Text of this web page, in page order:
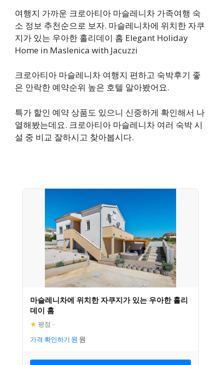
여행지 가까운 크로아티아 마슬레니차 가족여행 숙
소 정보 추천순으로 보자. 마슬레니차에 위치한 자쿠
지가 있는 우아한 홀리데이 홈 Elegant Holiday
Home in Maslenica with Jacuzzi
크로아티아 마슬레니차 여행지 편하고 숙박후기 좋
은 안락한 예약순위 높은 호텔 알아봤어요.
특가 할인 예약 상품도 있으니 신중하게 확인해서 나
열해봤는데요. 크로아티아 마슬레니차 여러 숙박 시
설 중 비교 잘하시고 찾아봅시다.
마슬레니차에 위치한 자쿠지가 있는 우아한 홀리
데이 홈
★ 평점 –
가격 확인하기